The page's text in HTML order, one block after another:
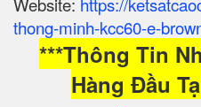
thong-minh-kcc60-e-
***Thông Tin
Hàng Đầu